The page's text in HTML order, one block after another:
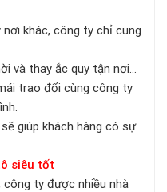
khác, công ty chỉ cung
thay ắc quy tận nơi…
trao đổi cùng công ty
giúp khách hàng có sự
siêu tốt
ty được nhiều nhà